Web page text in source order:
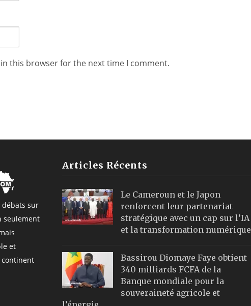
this browser for the next time I comment.
débats sur
seulement
et
continent
Articles Récents
Le Cameroun et le Japon
renforcent leur partenariat
stratégique avec un cap sur l’IA
et la transformation numérique
Bassirou Diomaye Faye obtient
340 milliards FCFA de la
Banque mondiale pour la
souveraineté agricole et